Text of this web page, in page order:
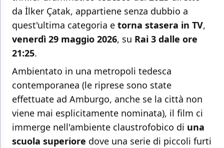
da İlker Çatak, appartiene senza dubbio a
quest'ultima categoria e torna stasera in TV,
venerdì 29 maggio 2026, su Rai 3 dalle ore
21:25.
Ambientato in una metropoli tedesca
contemporanea (le riprese sono state
effettuate ad Amburgo, anche se la città non
viene mai esplicitamente nominata), il film ci
immerge nell'ambiente claustrofobico di una
scuola superiore dove una serie di piccoli furti